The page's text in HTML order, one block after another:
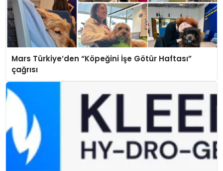
Mars Türkiye’den “Köpeğini İşe Götür Haftası”
çağrısı